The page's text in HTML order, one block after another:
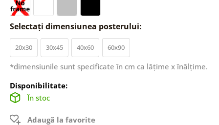
Selectați dimensiunea posterului:
20x30 30x45 40x60 60x90
*dimensiunile sunt specificate în cm ca lățime x înălțime.
Disponibilitate:
În stoc
Adaugă la favorite